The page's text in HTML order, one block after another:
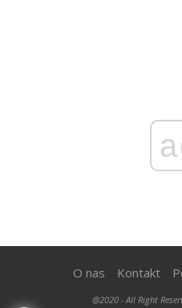
O nas Kontakt
@2020 - All Right